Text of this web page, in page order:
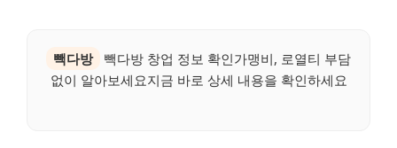
빽다방
빽다방 창업 정보 확인가맹비, 로열티 부담
없이 알아보세요지금 바로 상세 내용을 확인하세요